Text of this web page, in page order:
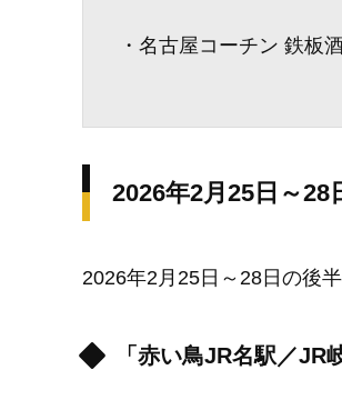
・名古屋コーチン 鉄板
2026年2月25日～
2026年2月25日～28日の後
「赤い鳥JR名駅／JR